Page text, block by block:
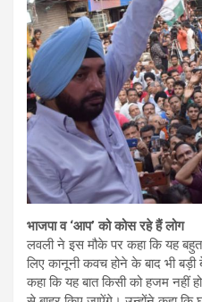
भाजपा व ‘आप’ को कोस रहे हैं लोग
लवली ने इस मौके पर कहा कि यह
लिए कानूनी कवच होने के बाद भी
कहा कि यह बात किसी को हजम नहीं हो